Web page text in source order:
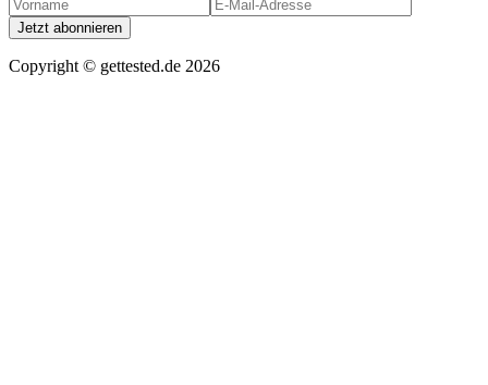
Jetzt abonnieren
Copyright © gettested.de 2026